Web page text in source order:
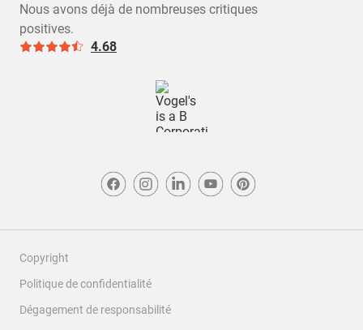
Nous avons déjà de nombreuses critiques
positives.
4.68
Copyright
Politique de confidentialité
Dégagement de responsabilité